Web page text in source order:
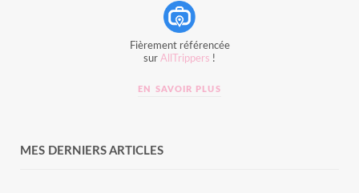
Fièrement référencée
sur AllTrippers !
EN SAVOIR PLUS
MES DERNIERS ARTICLES